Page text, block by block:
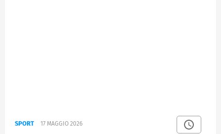
SPORT 17 MAGGIO 2026